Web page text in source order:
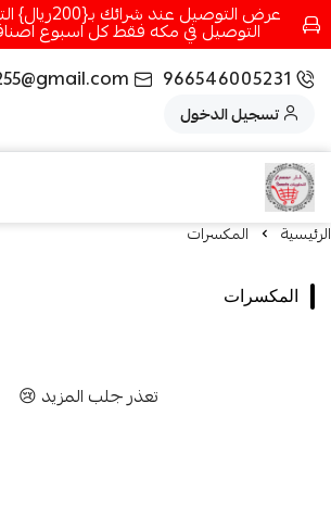
عرض التوصيل عند
التوصيل في مكه فقط كل اسبوع
966546005231
تسجيل الدخول
الرئيسية ‏المكسرات
‏المكسرات
الاكثر مبيعاً
تعذر جلب المزيد 😢